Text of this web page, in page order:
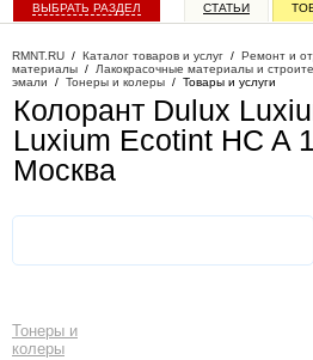
ВЫБРАТЬ РАЗДЕЛ СТАТЬИ
RMNT.RU / Каталог товаров и услуг / Ремонт и
материалы / Лакокрасочные материалы и
эмали / Тонеры и колеры / Товары и услуги
Колорант Dulux
Luxium Ecotint HC A
Москва
Тонеры и
колеры